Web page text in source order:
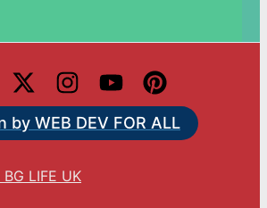
by WEB DEV FOR ALL
LIFE UK